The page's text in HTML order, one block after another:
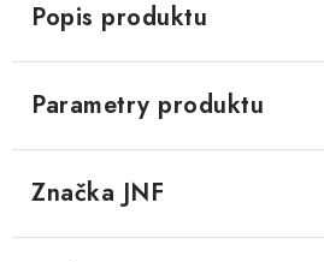
POKLADNIČKY NA ZÁMEK
SCHRÁNKY NA KLÍČE
TREZORY
Popis produktu
Parametry produktu
Značka JNF